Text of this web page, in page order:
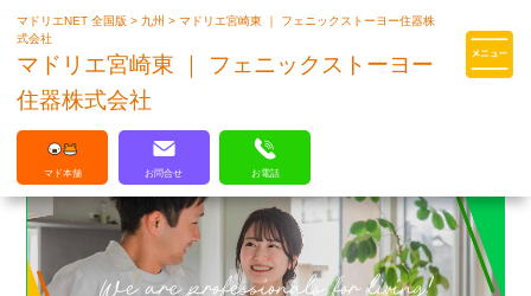
マドリエはLIXILの厳しい基準を
マドリエNET 全国版> 九州>マドリエ宮崎東 ｜ フェニックストーヨー住器株
式会社
マドリエ宮崎東 ｜ フェニックストーヨー
住器株式会社
マド本舗 お問合せ お電話